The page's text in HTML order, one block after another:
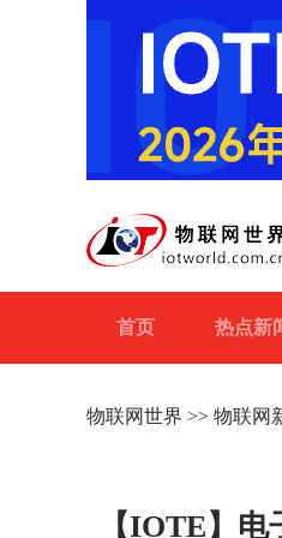
首页 热点新
物联网世界 >> 物联网
【IOTE】